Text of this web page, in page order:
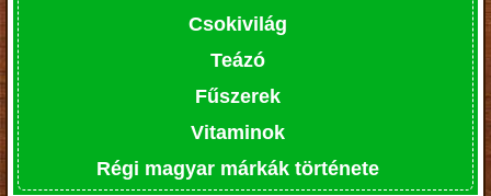
Csokivilág
Teázó
Fűszerek
Vitaminok
Régi magyar márkák története